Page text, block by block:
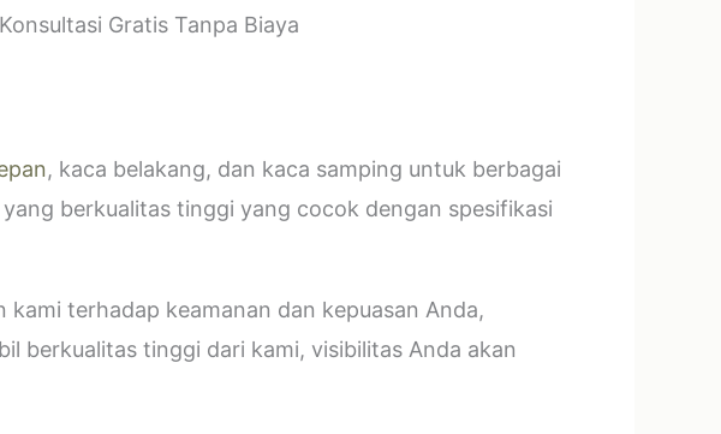
Konsultasi Gratis Tanpa Biaya
, kaca belakang, dan kaca samping untuk berbagai
berkualitas tinggi yang cocok dengan spesifikasi
terhadap keamanan dan kepuasan Anda,
berkualitas tinggi dari kami, visibilitas Anda akan